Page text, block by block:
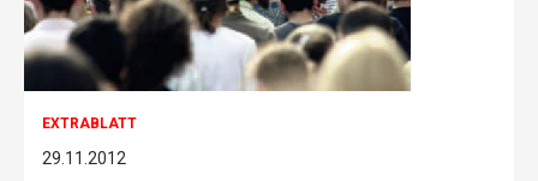
EXTRABLATT
29.11.2012